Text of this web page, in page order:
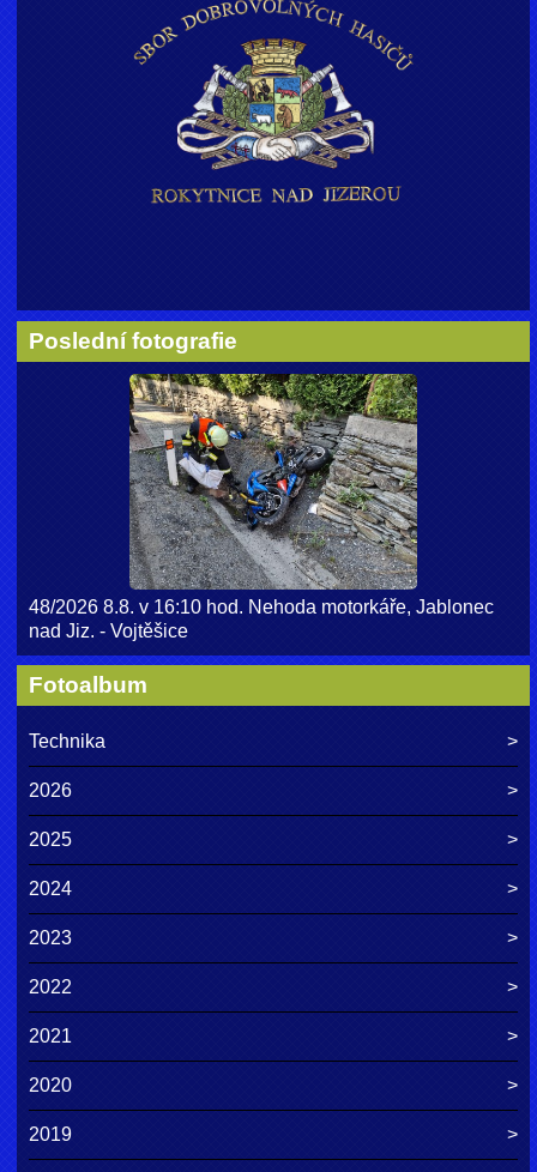
Poslední fotografie
48/2026 8.8. v 16:10 hod. Nehoda motorkáře, Jablonec
nad Jiz. - Vojtěšice
Fotoalbum
Technika
2026
2025
2024
2023
2022
2021
2020
2019